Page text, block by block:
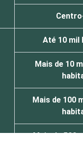
Até 10 mil
Mais de 10
Mais de 100
Mais de 500